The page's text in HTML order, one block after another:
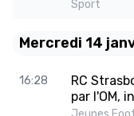
Sport
Mercredi 14
16:28
RC
par l'OM,